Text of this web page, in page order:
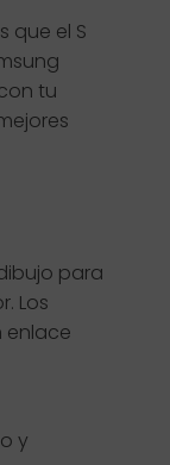
que el S
tu
para
Los
enlace
y